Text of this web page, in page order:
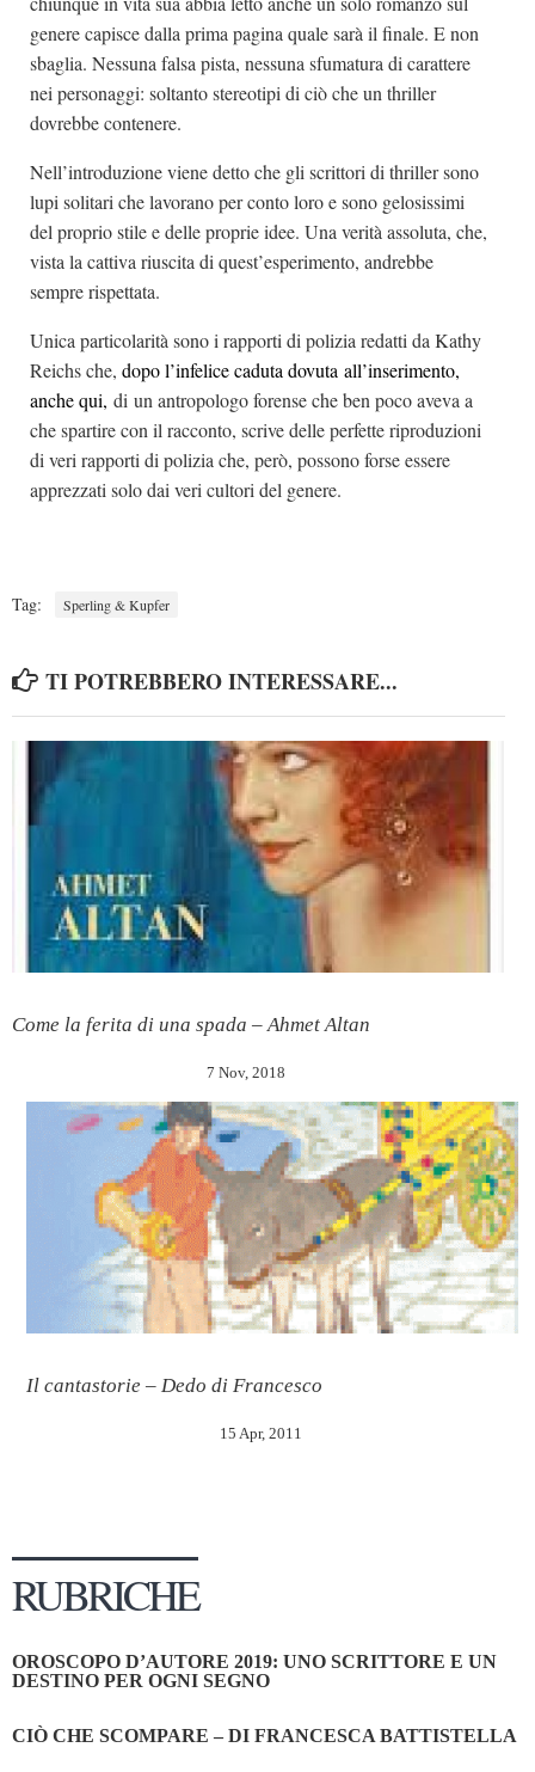
genere capisce dalla prima pagina quale sarà il finale. E non
sbaglia. Nessuna falsa pista, nessuna sfumatura di carattere
nei personaggi: soltanto stereotipi di ciò che un thriller
dovrebbe contenere.
Nell’introduzione viene detto che gli scrittori di thriller sono
lupi solitari che lavorano per conto loro e sono gelosissimi
del proprio stile e delle proprie idee. Una verità assoluta, che,
vista la cattiva riuscita di quest’esperimento, andrebbe
sempre rispettata.
Unica particolarità sono i rapporti di polizia redatti da Kathy
Reichs che, dopo l’infelice caduta dovuta all’inserimento,
anche qui, di un antropologo forense che ben poco aveva a
che spartire con il racconto, scrive delle perfette riproduzioni
di veri rapporti di polizia che, però, possono forse essere
apprezzati solo dai veri cultori del genere.
Tag: Sperling & Kupfer
TI POTREBBERO INTERESSARE...
Come la ferita di una spada – Ahmet Altan
7 Nov, 2018
Il cantastorie – Dedo di Francesco
15 Apr, 2011
RUBRICHE
OROSCOPO D’AUTORE 2019: UNO SCRITTORE E UN
DESTINO PER OGNI SEGNO
CIÒ CHE SCOMPARE – DI FRANCESCA BATTISTELLA